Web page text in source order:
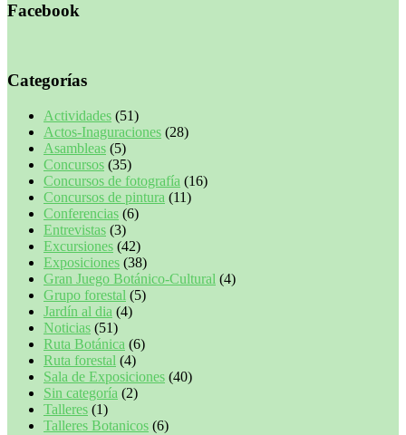
Facebook
Categorías
Actividades (51)
Actos-Inaguraciones (28)
Asambleas (5)
Concursos (35)
Concursos de fotografía (16)
Concursos de pintura (11)
Conferencias (6)
Entrevistas (3)
Excursiones (42)
Exposiciones (38)
Gran Juego Botánico-Cultural (4)
Grupo forestal (5)
Jardín al dia (4)
Noticias (51)
Ruta Botánica (6)
Ruta forestal (4)
Sala de Exposiciones (40)
Sin categoría (2)
Talleres (1)
Talleres Botanicos (6)